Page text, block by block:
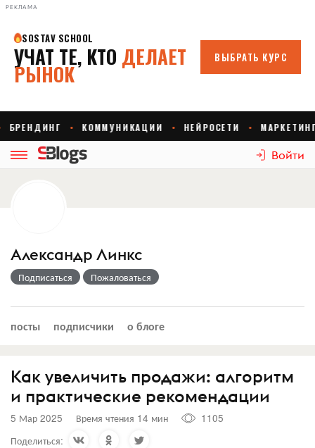
РЕКЛАМА
Войти
Александр Линкс
Подписаться Пожаловаться
посты подписчики о блоге
Как увеличить продажи: алгоритм
и практические рекомендации
5 Мар 2025 Время чтения 14 мин
1105
Поделиться: